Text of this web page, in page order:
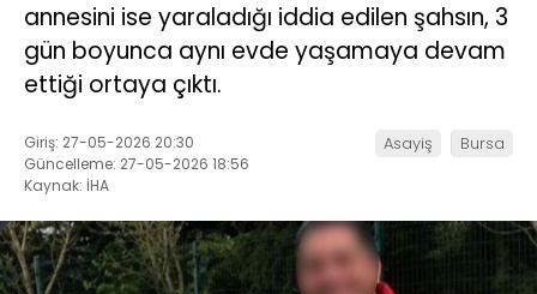
annesini ise yaraladığı iddia edilen şahsın, 3
gün boyunca aynı evde yaşamaya devam
ettiği ortaya çıktı.
Giriş: 27-05-2026 20:30
Güncelleme: 27-05-2026 18:56
Kaynak: İHA
Asayiş Bursa